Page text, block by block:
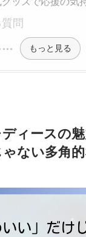
問
もっと見る
ィースの
ない多角